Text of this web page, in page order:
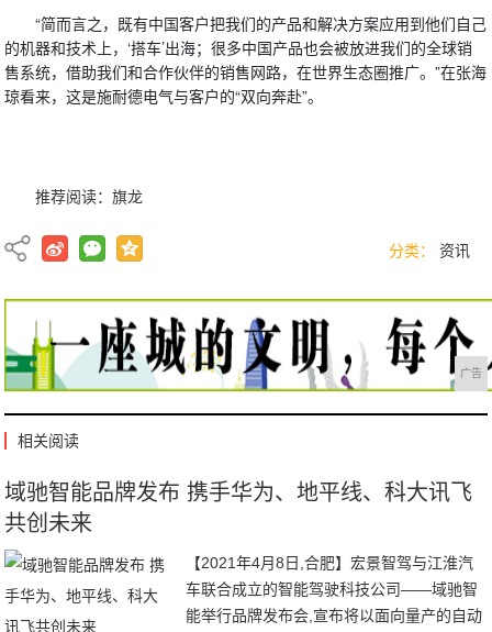
“简而言之，既有中国客户把我们的产品和解决方案应用到他们自己
的机器和技术上，‘搭车’出海；很多中国产品也会被放进我们的全球销
售系统，借助我们和合作伙伴的销售网路，在世界生态圈推广。”在张海
琼看来，这是施耐德电气与客户的“双向奔赴”。
推荐阅读：旗龙
分类： 资讯
广告
相关阅读
域驰智能品牌发布 携手华为、地平线、科大讯飞
共创未来
【2021年4月8日,合肥】宏景智驾与江淮汽
车联合成立的智能驾驶科技公司——域驰智
能举行品牌发布会,宣布将以面向量产的自动